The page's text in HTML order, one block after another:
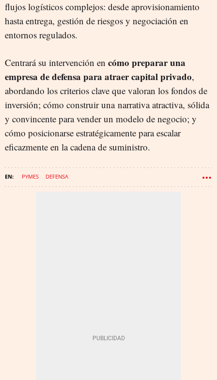
flujos logísticos complejos: desde aprovisionamiento
hasta entrega, gestión de riesgos y negociación en
entornos regulados.
Centrará su intervención en cómo preparar una
empresa de defensa para atraer capital privado,
abordando los criterios clave que valoran los fondos de
inversión; cómo construir una narrativa atractiva, sólida
y convincente para vender un modelo de negocio; y
cómo posicionarse estratégicamente para escalar
eficazmente en la cadena de suministro.
PYMES DEFENSA